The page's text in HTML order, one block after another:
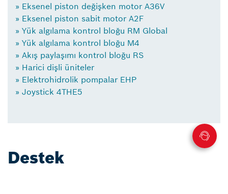
» Eksenel piston değişken motor A36V
» Eksenel piston sabit motor A2F
» Yük algılama kontrol bloğu RM Global
» Yük algılama kontrol bloğu M4
» Akış paylaşımı kontrol bloğu RS
» Harici dişli üniteler
» Elektrohidrolik pompalar EHP
» Joystick 4THE5
Destek